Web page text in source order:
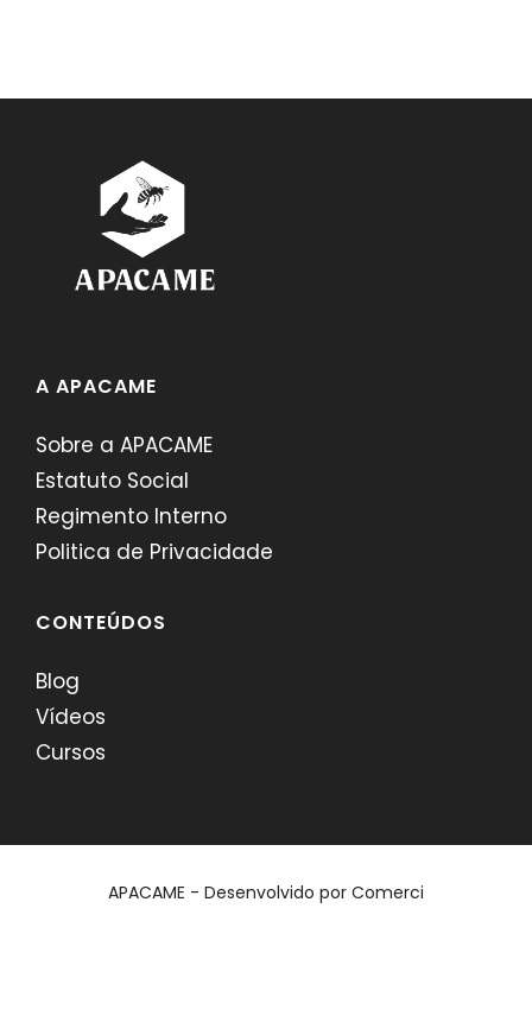
A APACAME
Sobre a APACAME
Estatuto Social
Regimento Interno
Politica de Privacidade
CONTEÚDOS
Blog
Vídeos
Cursos
APACAME - Desenvolvido por Comerci